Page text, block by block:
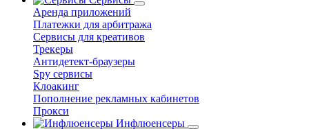
Аренда приложений
Платежки для арбитража
Сервисы для креативов
Трекеры
Антидетект-браузеры
Spy сервисы
Клоакинг
Пополнение рекламных кабинетов
Прокси
Инфлюенсеры